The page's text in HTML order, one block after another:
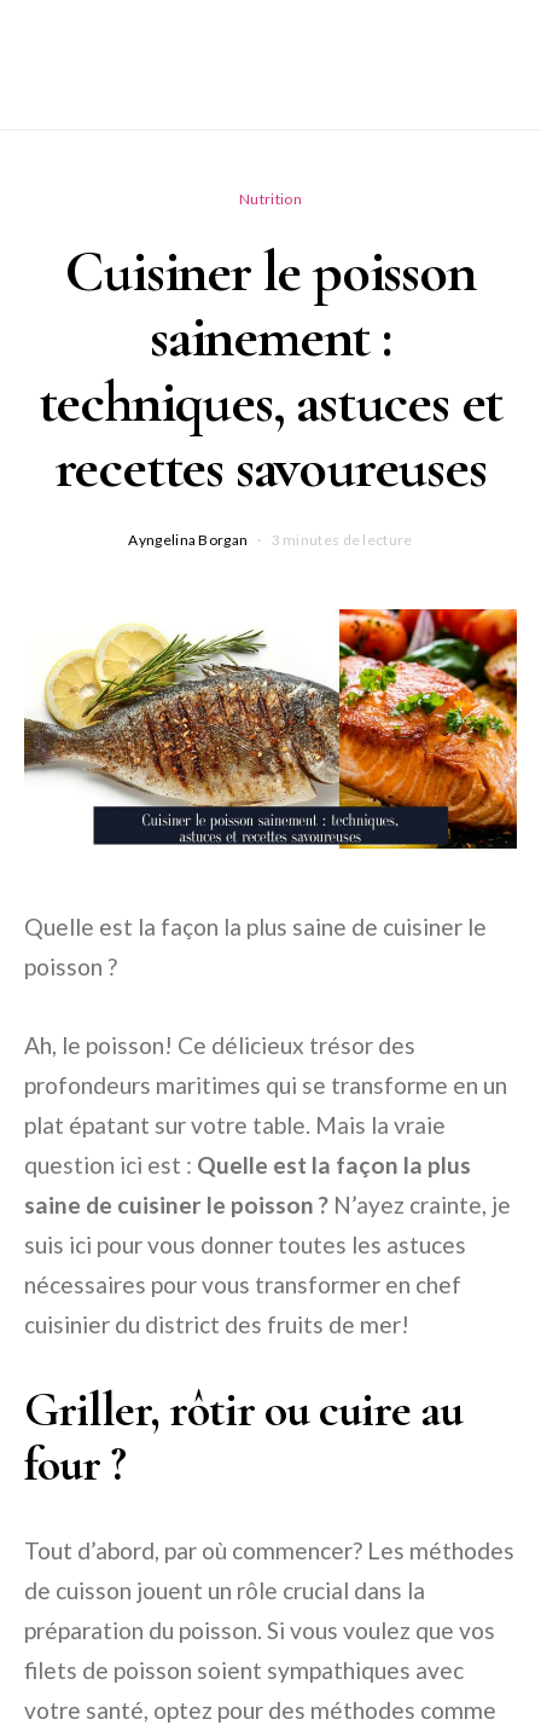
Nutrition
Cuisiner le poisson
sainement :
techniques, astuces et
recettes savoureuses
Ayngelina Borgan 3 minutes de lecture
Quelle est la façon la plus saine de cuisiner le
poisson ?
Ah, le poisson! Ce délicieux trésor des
profondeurs maritimes qui se transforme en un
plat épatant sur votre table. Mais la vraie
question ici est : Quelle est la façon la plus
saine de cuisiner le poisson ? N’ayez crainte, je
suis ici pour vous donner toutes les astuces
nécessaires pour vous transformer en chef
cuisinier du district des fruits de mer!
Griller, rôtir ou cuire au
four ?
Tout d’abord, par où commencer? Les méthodes
de cuisson jouent un rôle crucial dans la
préparation du poisson. Si vous voulez que vos
filets de poisson soient sympathiques avec
votre santé, optez pour des méthodes comme